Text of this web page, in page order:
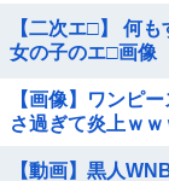
【二次エ□】 何
女の子のエ□画像
【画像】ワンピ
さ過ぎて炎上ｗｗ
【動画】黒人